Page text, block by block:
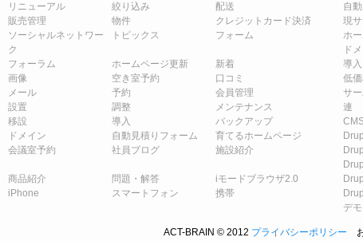
リニューアル 絞り込み
配送
販売管理 物件
クレジットカード決済
ソーシャルネットワー
ク
トピックス フォーム
フォーラム ホームページ更新
新着
画像 空き室予約
口コミ
メール 予約
会員管理
設置 調整
メンテナンス
移設 導入
バックアップ
ドメイン 自動見積りフォーム
育てるホームページ
会議室予約 社員ブログ 施設紹介
商品紹介 問題・解答
iモードブラウザ2.0
iPhone スマートフォン 携帯
自
現
ホ
ド
導
低
サ
連
デ
ACT-BRAIN © 2012 プライバシーポリシー